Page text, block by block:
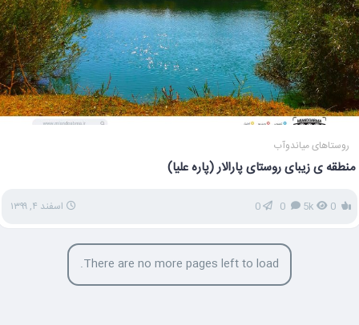
روستاهای میاندوآب
منطقه ی زیبای روستای پارالار (پاره علیا)
5k
0 اسفند ۴, ۱۳۹۹
There are no more pages left to load.